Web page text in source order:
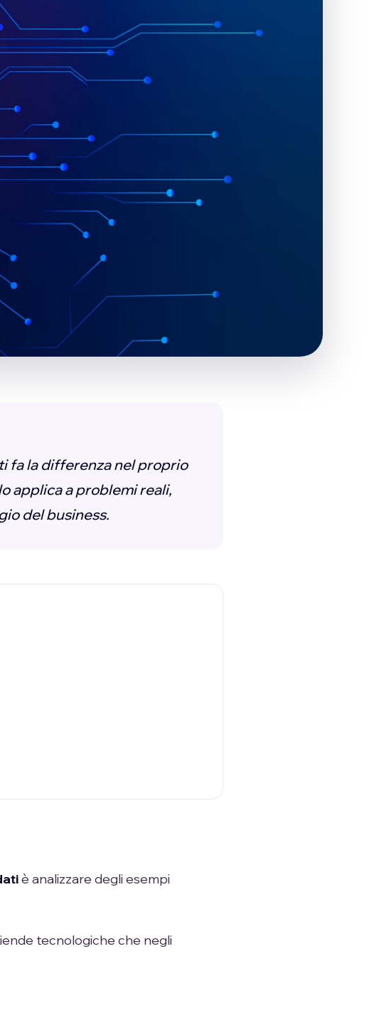
fa la differenza nel proprio
applica a problemi reali,
del business.
è analizzare degli esempi
tecnologiche che negli